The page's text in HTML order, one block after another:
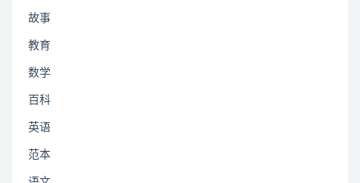
故事
教育
数学
百科
英语
范本